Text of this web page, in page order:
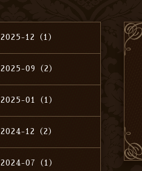
2025-12（1）
2025-09（2）
2025-01（1）
2024-12（2）
2024-07（1）